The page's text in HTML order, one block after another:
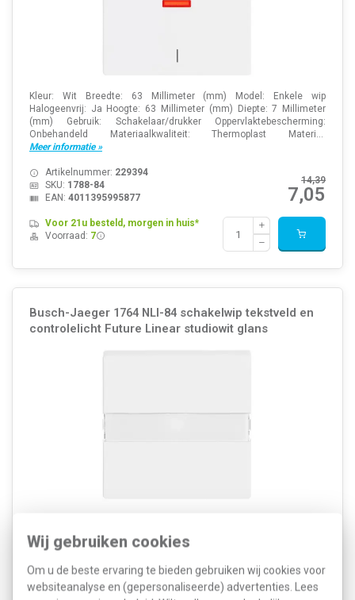
Wij gebruiken cookies
Om u de beste ervaring te bieden gebruiken wij cookies voor
websiteanalyse en (gepersonaliseerde) advertenties. Lees
Kleur: Wit Breedte: 63 Millimeter (mm) Model: Enkele wip
Halogeenvrij: Ja Hoogte: 63 Millimeter (mm) Diepte: 7 Millimeter
(mm) Gebruik: Schakelaar/drukker Oppervlaktebescherming:
Onbehandeld Materiaalkwaliteit: Thermoplast Materi...
Meer informatie »
14,39
7,05
Artikelnummer: 229394
SKU: 1788-84
EAN: 4011395995877
Voor 21u besteld, morgen in huis*
Voorraad: 7
Busch-Jaeger 1764 NLI-84 schakelwip tekstveld en
controlelicht Future Linear studiowit glans
Halogeenvrij: Ja Hoogte: 63 Millimeter (mm) Diepte: 7 Millimeter
(mm) Gebruik: Schakelaar/drukker Oppervlaktebescherming:
Meer informatie »
Artikelnummer: 282441